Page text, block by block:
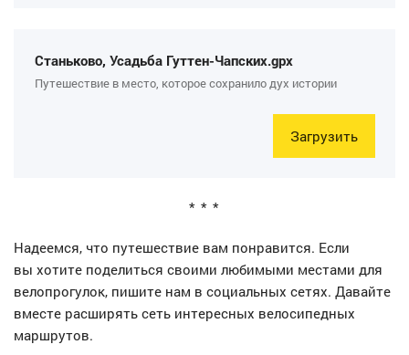
Станьково, Усадьба Гуттен-Чапских.gpx
Путешествие в место, которое сохранило дух истории
Загрузить
Надеемся, что путешествие вам понравится. Если
вы хотите поделиться своими любимыми местами для
велопрогулок, пишите нам в социальных сетях. Давайте
вместе расширять сеть интересных велосипедных
маршрутов.